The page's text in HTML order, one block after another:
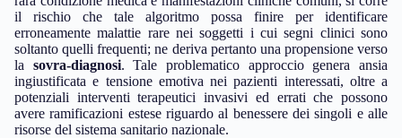
il rischio che tale algoritmo possa finire per identificare
erroneamente malattie rare nei soggetti i cui segni clinici sono
soltanto quelli frequenti; ne deriva pertanto una propensione verso
la sovra-diagnosi. Tale problematico approccio genera ansia
ingiustificata e tensione emotiva nei pazienti interessati, oltre a
potenziali interventi terapeutici invasivi ed errati che possono
avere ramificazioni estese riguardo al benessere dei singoli e alle
risorse del sistema sanitario nazionale.